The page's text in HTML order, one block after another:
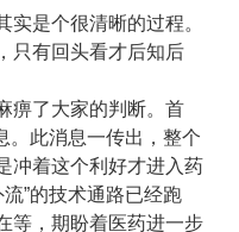
是个很清晰的过程。
只有回头看才后知后
痹了大家的判断。首
。此消息一传出，整个
冲着这个利好才进入药
”的技术通路已经跑
等，期盼着医药进一步